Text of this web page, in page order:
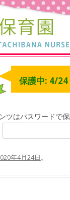
保護中: 4/24
ツはパスワードで
年4月24日。